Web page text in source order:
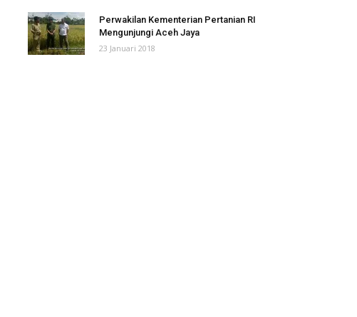
Perwakilan Kementerian Pertanian RI
Mengunjungi Aceh Jaya
23 Januari 2018